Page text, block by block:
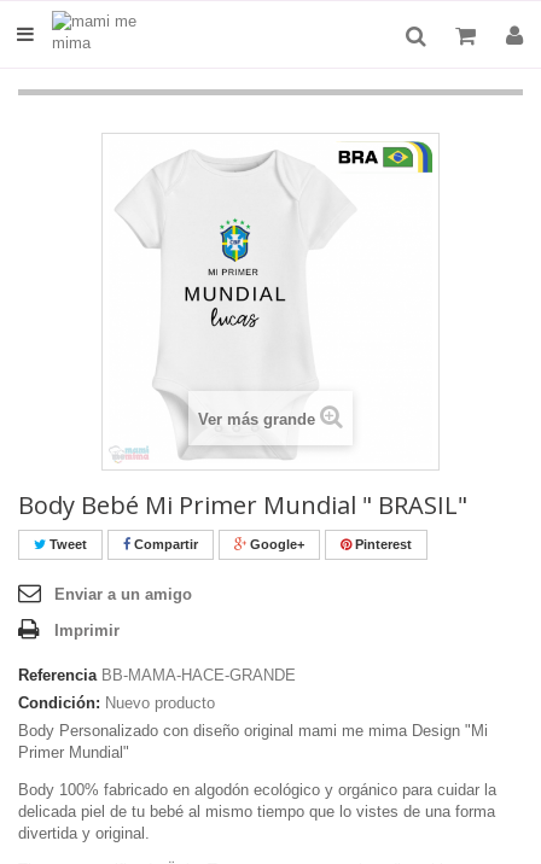
Ver más grande
Body Bebé Mi Primer Mundial " BRASIL"
Tweet Compartir Google+ Pinterest
Enviar a un amigo
Imprimir
Referencia BB-MAMA-HACE-GRANDE
Condición: Nuevo producto
Body Personalizado con diseño original mami me mima Design "Mi
Primer Mundial"
Body 100% fabricado en algodón ecológico y orgánico para cuidar la
delicada piel de tu bebé al mismo tiempo que lo vistes de una forma
divertida y original.